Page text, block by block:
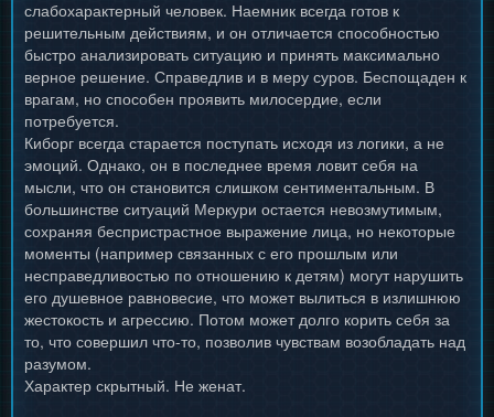
слабохарактерный человек. Наемник всегда готов к
решительным действиям, и он отличается способностью
быстро анализировать ситуацию и принять максимально
верное решение. Справедлив и в меру суров. Беспощаден к
врагам, но способен проявить милосердие, если
потребуется.
Киборг всегда старается поступать исходя из логики, а не
эмоций. Однако, он в последнее время ловит себя на
мысли, что он становится слишком сентиментальным. В
большинстве ситуаций Меркури остается невозмутимым,
сохраняя беспристрастное выражение лица, но некоторые
моменты (например связанных с его прошлым или
несправедливостью по отношению к детям) могут нарушить
его душевное равновесие, что может вылиться в излишнюю
жестокость и агрессию. Потом может долго корить себя за
то, что совершил что-то, позволив чувствам возобладать над
разумом.
Характер скрытный. Не женат.